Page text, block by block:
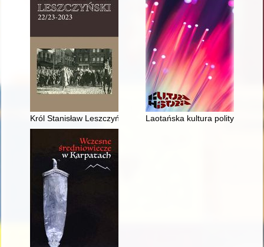
Król Stanisław Leszczyński bohaterem konferencji w Nancy i
Laotańska kultura polityczna